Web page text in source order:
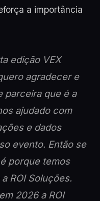
a importância
edição VEX
agradecer e
parceira que é a
ajudado com
e dados
evento. Então se
porque temos
ROI Soluções.
2026 a ROI